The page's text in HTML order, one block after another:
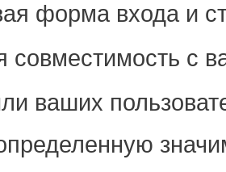
форма входа и
совместимость с
ваших